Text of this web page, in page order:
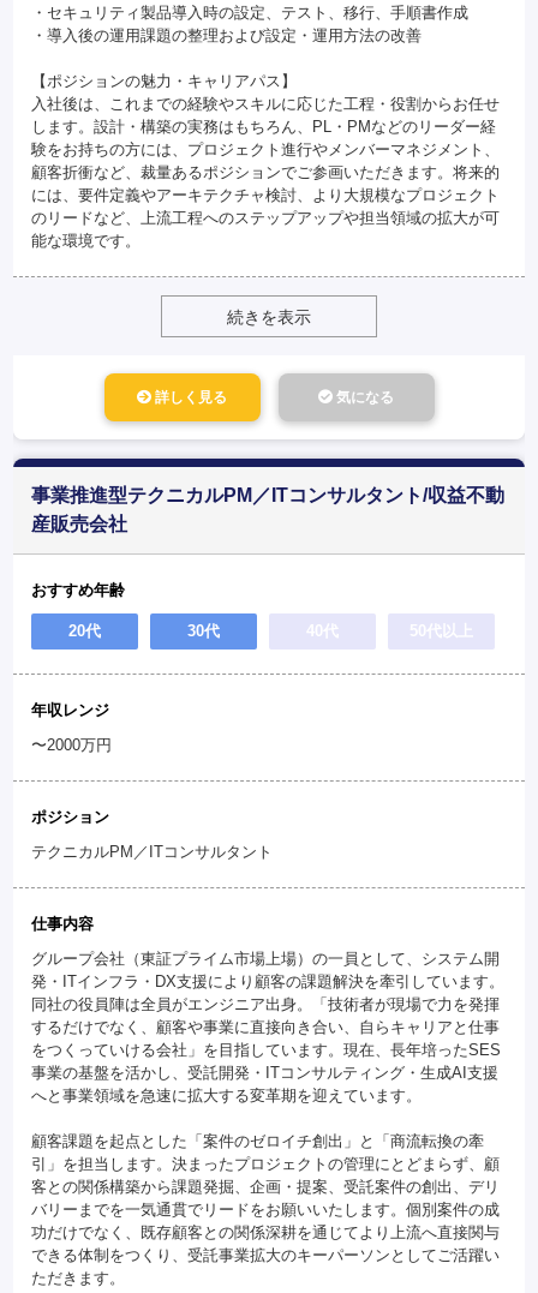
・セキュリティ製品導入時の設定、テスト、移行、手順書作成
・導入後の運用課題の整理および設定・運用方法の改善
【ポジションの魅力・キャリアパス】
入社後は、これまでの経験やスキルに応じた工程・役割からお任せ
します。設計・構築の実務はもちろん、PL・PMなどのリーダー経
験をお持ちの方には、プロジェクト進行やメンバーマネジメント、
顧客折衝など、裁量あるポジションでご参画いただきます。将来的
には、要件定義やアーキテクチャ検討、より大規模なプロジェクト
のリードなど、上流工程へのステップアップや担当領域の拡大が可
能な環境です。
続きを表示
詳しく見る 気になる
事業推進型テクニカルPM／ITコンサルタント/収益不動
産販売会社
おすすめ年齢
20代 30代 40代 50代以上
年収レンジ
〜2000万円
ポジション
テクニカルPM／ITコンサルタント
仕事内容
グループ会社（東証プライム市場上場）の一員として、システム開
発・ITインフラ・DX支援により顧客の課題解決を牽引しています。
同社の役員陣は全員がエンジニア出身。「技術者が現場で力を発揮
するだけでなく、顧客や事業に直接向き合い、自らキャリアと仕事
をつくっていける会社」を目指しています。現在、長年培ったSES
事業の基盤を活かし、受託開発・ITコンサルティング・生成AI支援
へと事業領域を急速に拡大する変革期を迎えています。
顧客課題を起点とした「案件のゼロイチ創出」と「商流転換の牽
引」を担当します。決まったプロジェクトの管理にとどまらず、顧
客との関係構築から課題発掘、企画・提案、受託案件の創出、デリ
バリーまでを一気通貫でリードをお願いいたします。個別案件の成
功だけでなく、既存顧客との関係深耕を通じてより上流へ直接関与
できる体制をつくり、受託事業拡大のキーパーソンとしてご活躍い
ただきます。